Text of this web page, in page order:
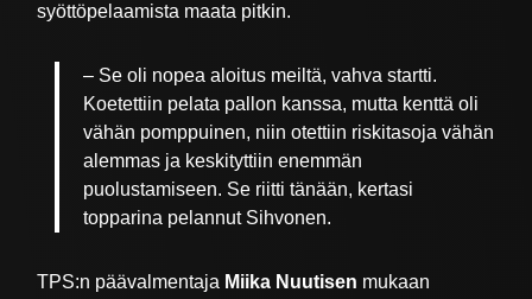
syöttöpelaamista maata pitkin.
– Se oli nopea aloitus meiltä, vahva startti.
Koetettiin pelata pallon kanssa, mutta kenttä oli
vähän pomppuinen, niin otettiin riskitasoja vähän
alemmas ja keskityttiin enemmän
puolustamiseen. Se riitti tänään, kertasi
topparina pelannut Sihvonen.
TPS:n päävalmentaja Miika Nuutisen mukaan